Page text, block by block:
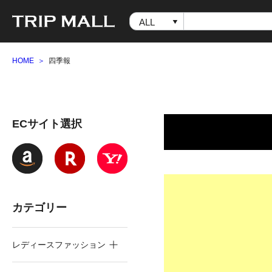
HOME 四季報
ECサイト選択
カテゴリー
レディースファッション